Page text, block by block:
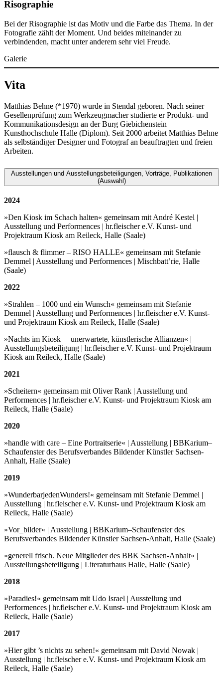
Risographie
Bei der Risographie ist das Motiv und die Farbe das Thema. In der
Fotografie zählt der Moment. Und beides miteinander zu
verbindenden, macht unter anderem sehr viel Freude.
Galerie
Vita
Matthias Behne (*1970) wurde in Stendal geboren. Nach seiner
Gesellenprüfung zum Werkzeugmacher studierte er Produkt- und
Kommunikationsdesign an der Burg Giebichenstein
Kunsthochschule Halle (Diplom). Seit 2000 arbeitet Matthias Behne
als selbständiger Designer und Fotograf an beauftragten und freien
Arbeiten.
Ausstellungen und Ausstellungsbeteiligungen, Vorträge, Publikationen
(Auswahl)
2024
»Den Kiosk im Schach halten« gemeinsam mit André Kestel |
Ausstellung und Performences | hr.fleischer e.V. Kunst- und
Projektraum Kiosk am Reileck, Halle (Saale)
»flausch & flimmer – RISO HALLE« gemeinsam mit Stefanie
Demmel | Ausstellung und Performences | Mischbatt’rie, Halle
(Saale)
2022
»Strahlen – 1000 und ein Wunsch« gemeinsam mit Stefanie
Demmel | Ausstellung und Performences | hr.fleischer e.V. Kunst-
und Projektraum Kiosk am Reileck, Halle (Saale)
»Nachts im Kiosk – unerwartete, künstlerische Allianzen« |
Ausstellungsbeteiligung | hr.fleischer e.V. Kunst- und Projektraum
Kiosk am Reileck, Halle (Saale)
2021
»Scheitern« gemeinsam mit Oliver Rank | Ausstellung und
Performences | hr.fleischer e.V. Kunst- und Projektraum Kiosk am
Reileck, Halle (Saale)
2020
»handle with care – Eine Portraitserie« | Ausstellung | BBKarium–
Schaufenster des Berufsverbandes Bildender Künstler Sachsen-
Anhalt, Halle (Saale)
2019
»WunderbarjedenWunders!« gemeinsam mit Stefanie Demmel |
Ausstellung | hr.fleischer e.V. Kunst- und Projektraum Kiosk am
Reileck, Halle (Saale)
»Vor_bilder« | Ausstellung | BBKarium–Schaufenster des
Berufsverbandes Bildender Künstler Sachsen-Anhalt, Halle (Saale)
»generell frisch. Neue Mitglieder des BBK Sachsen-Anhalt« |
Ausstellungsbeteiligung | Literaturhaus Halle, Halle (Saale)
2018
»Paradies!« gemeinsam mit Udo Israel | Ausstellung und
Performences | hr.fleischer e.V. Kunst- und Projektraum Kiosk am
Reileck, Halle (Saale)
2017
»Hier gibt ’s nichts zu sehen!« gemeinsam mit David Nowak |
Ausstellung | hr.fleischer e.V. Kunst- und Projektraum Kiosk am
Reileck, Halle (Saale)